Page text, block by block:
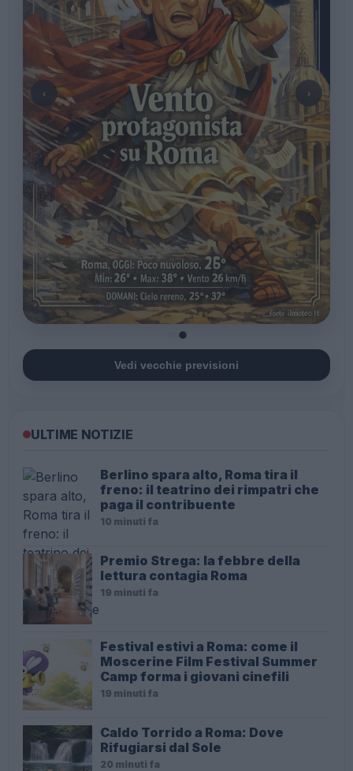
‹ ›
Vedi vecchie previsioni
ULTIME NOTIZIE
Berlino spara alto, Roma tira il
freno: il teatrino dei rimpatri che
paga il contribuente
10 minuti fa
Premio Strega: la febbre della
lettura contagia Roma
19 minuti fa
Festival estivi a Roma: come il
Moscerine Film Festival Summer
Camp forma i giovani cinefili
19 minuti fa
Caldo Torrido a Roma: Dove
Rifugiarsi dal Sole
20 minuti fa